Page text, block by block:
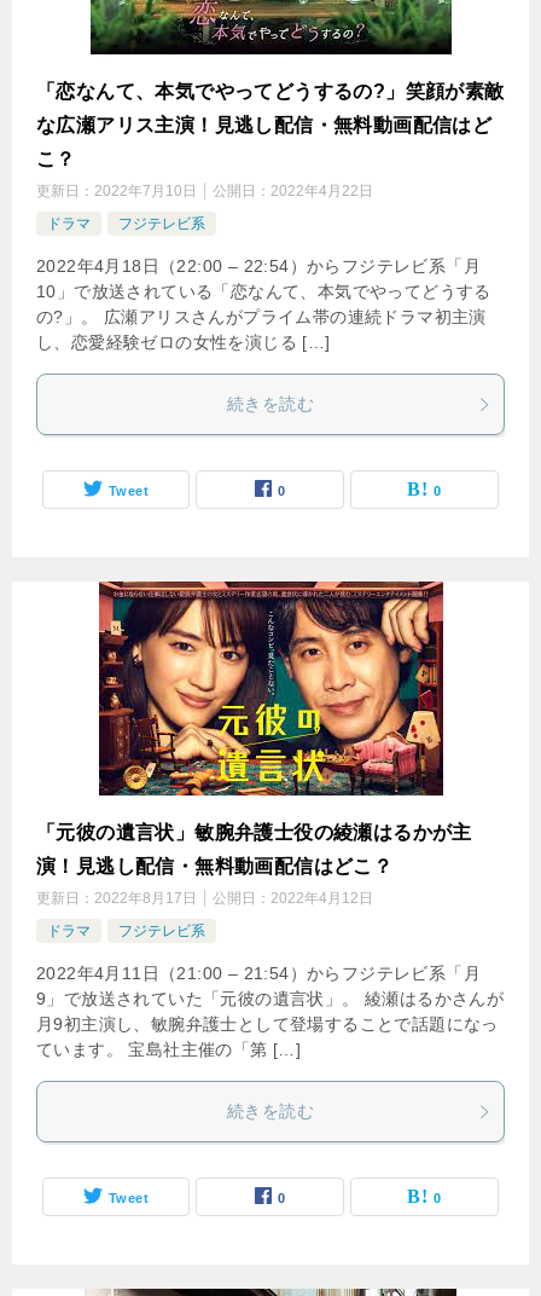
「恋なんて、本気でやってどうするの?」笑顔が素敵
な広瀬アリス主演！見逃し配信・無料動画配信はど
こ？
更新日： 2022年7月10日 公開日： 2022年4月22日
ドラマ
フジテレビ系
2022年4月18日（22:00 – 22:54）からフジテレビ系「月
10」で放送されている「恋なんて、本気でやってどうする
の?」。 広瀬アリスさんがプライム帯の連続ドラマ初主演
し、恋愛経験ゼロの女性を演じる […]
続きを読む
Tweet 0 0
「元彼の遺言状」敏腕弁護士役の綾瀬はるかが主
演！見逃し配信・無料動画配信はどこ？
更新日： 2022年8月17日 公開日： 2022年4月12日
ドラマ
フジテレビ系
2022年4月11日（21:00 – 21:54）からフジテレビ系「月
9」で放送されていた「元彼の遺言状」。 綾瀬はるかさんが
月9初主演し、敏腕弁護士として登場することで話題になっ
ています。 宝島社主催の「第 […]
続きを読む
Tweet 0 0